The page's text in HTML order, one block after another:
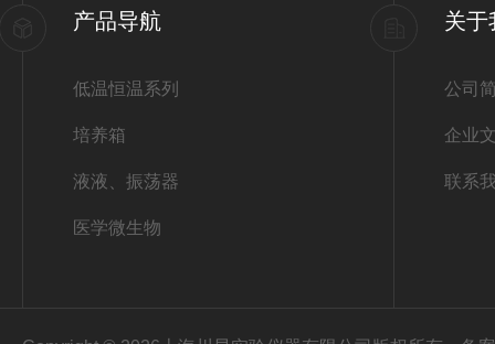
产品导航
低温恒温系列
培养箱
液液、振荡器
医学微生物
关于
公司
企业
联系